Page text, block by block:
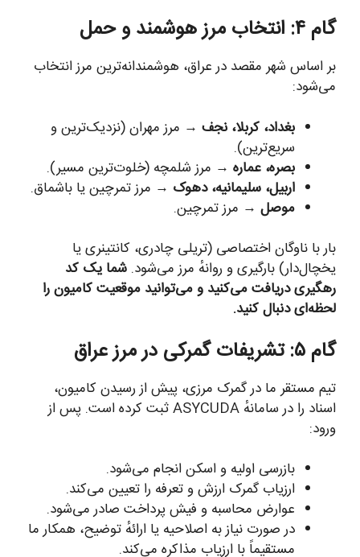
گام ۴: انتخاب مرز هوشمند و حمل
بر اساس شهر مقصد در عراق، هوشمندانه‌ترین مرز انتخاب
می‌شود:
بغداد، کربلا، نجف → مرز مهران (نزدیک‌ترین و
سریع‌ترین).
بصره، عماره → مرز شلمچه (خلوت‌ترین مسیر).
اربیل، سلیمانیه، دهوک → مرز تمرچین یا باشماق.
موصل → مرز تمرچین.
بار با ناوگان اختصاصی (تریلی چادری، کانتینری یا
یخچال‌دار) بارگیری و روانهٔ مرز می‌شود. شما یک کد
رهگیری دریافت می‌کنید و می‌توانید موقعیت کامیون را
لحظه‌ای دنبال کنید.
گام ۵: تشریفات گمرکی در مرز عراق
تیم مستقر ما در گمرک مرزی، پیش از رسیدن کامیون،
اسناد را در سامانهٔ ASYCUDA ثبت کرده است. پس از
ورود:
بازرسی اولیه و اسکن انجام می‌شود.
ارزیاب گمرک ارزش و تعرفه را تعیین می‌کند.
عوارض محاسبه و فیش پرداخت صادر می‌شود.
در صورت نیاز به اصلاحیه یا ارائهٔ توضیح، همکار ما
مستقیماً با ارزیاب مذاکره می‌کند.